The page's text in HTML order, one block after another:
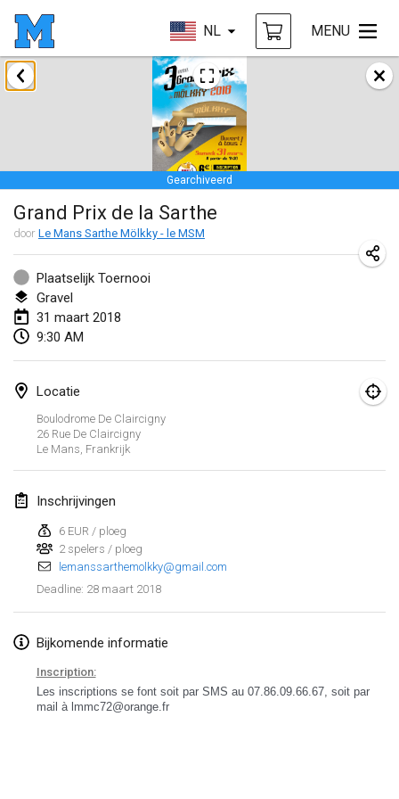
NL MENU
Gearchiveerd
Grand Prix de la Sarthe
door Le Mans Sarthe Mölkky - le MSM
Plaatselijk Toernooi
Gravel
31 maart 2018
9:30 AM
Locatie
Boulodrome De Claircigny
26 Rue De Claircigny
Le Mans Frankrijk
Inschrijvingen
6 EUR / ploeg
2 spelers / ploeg
lemanssarthemolkky@gmail.com
Deadline: 28 maart 2018
Bijkomende informatie
Inscription:
Les inscriptions se font soit par SMS au 07.86.09.66.67, soit par
mail à lmmc72@orange.fr
januari 2018
Open des rois de Mölkky
Frankrijk
Individuel du Garo
21 jan. 2018|Frankrijk
Tournoi d'Hiver
27 jan. 2018|Frankrijk
Tournoi de Mölkky - Lesfous Dubâtonvaigeois
27 jan. 2018
februari 2018
Lumi Mölkky
3 feb. 2018|Finland
10 feb. 2018
Faschings-Mölkky
11 feb. 2018|Duitsland
24 feb. 2018|Tsjechië
SM HalliMölkky - Finnish Championship
24 feb. 2018|Finland